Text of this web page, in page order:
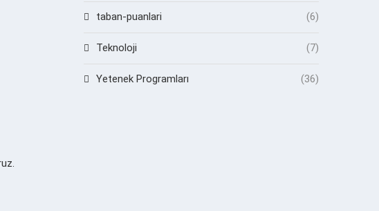
taban-puanlari (6)
Teknoloji (7)
Yetenek Programları (36)